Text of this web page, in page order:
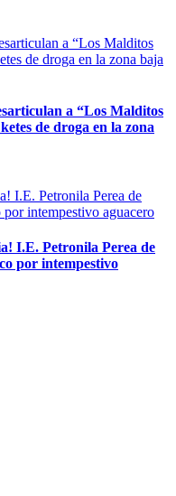
a “Los Malditos
de droga en la zona
I.E. Petronila Perea de
por intempestivo